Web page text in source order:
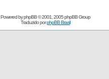
Powered byphpBB© 2001, 2005 phpBB Group
Traduzido porphpBB Brasil